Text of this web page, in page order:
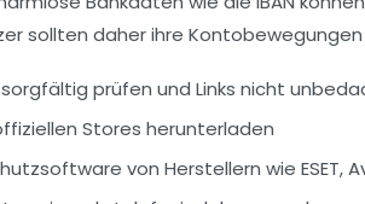
sollten daher ihre
prüfen und Links nicht
Stores herunterladen
von Herstellern wie ESET,